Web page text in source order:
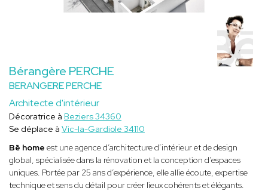
Bérangère PERCHE
BERANGERE PERCHE
Architecte d'intérieur
Décoratrice à Beziers 34360
Se déplace à Vic-la-Gardiole 34110
Bē home est une agence d’architecture d’intérieur et de design
global, spécialisée dans la rénovation et la conception d’espaces
uniques. Portée par 25 ans d’expérience, elle allie écoute, expertise
technique et sens du détail pour créer lieux cohérents et élégants.